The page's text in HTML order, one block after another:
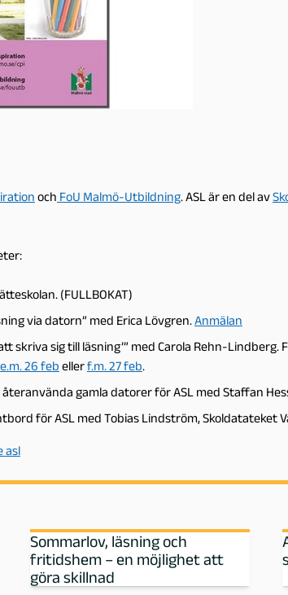
och FoU Malmö-Utbildning. ASL är en del av
(FULLBOKAT)
via datorn” med Erica Lövgren. Anmälan
skriva sig till läsning’” med Carola Rehn-Lindberg.
e.m. 26 feb ellerf.m. 27 feb.
gamla datorer för ASL med Staffan
för ASL med Tobias Lindström, Skoldatateket
asl
Sommarlov, läsning och
fritidshem – en möjlighet att
göra skillnad